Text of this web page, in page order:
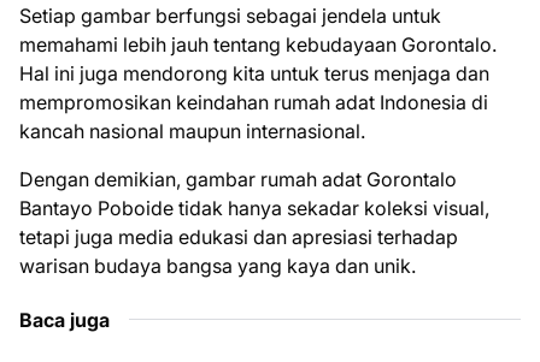
Setiap gambar berfungsi sebagai jendela untuk
memahami lebih jauh tentang kebudayaan Gorontalo.
Hal ini juga mendorong kita untuk terus menjaga dan
mempromosikan keindahan rumah adat Indonesia di
kancah nasional maupun internasional.
Dengan demikian, gambar rumah adat Gorontalo
Bantayo Poboide tidak hanya sekadar koleksi visual,
tetapi juga media edukasi dan apresiasi terhadap
warisan budaya bangsa yang kaya dan unik.
Baca juga